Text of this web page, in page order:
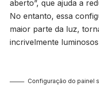
aberto”, que ajuda a
No entanto, essa
maior parte da luz,
incrivelmente
Configuração do painel